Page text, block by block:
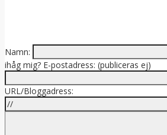
Namn:
ihåg mig? E-postadress: (publiceras ej)
URL/Bloggadress: